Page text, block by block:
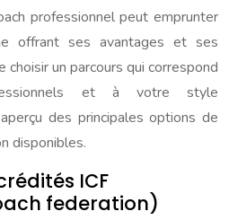
professionnel peut emprunter
offrant ses avantages et ses
un parcours qui correspond
et à votre style
des principales options de
disponibles.
ICF
federation)